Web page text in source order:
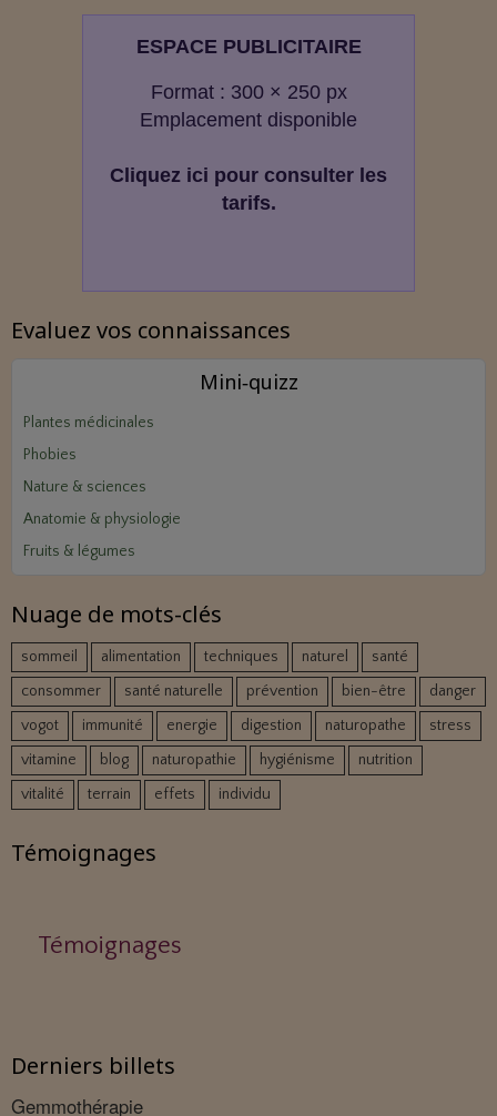
ESPACE PUBLICITAIRE
Format : 300 × 250 px
Emplacement disponible
Cliquez ici pour consulter les
tarifs.
Evaluez vos connaissances
Mini‑quizz
Plantes médicinales
Phobies
Nature & sciences
Anatomie & physiologie
Fruits & légumes
Nuage de mots-clés
sommeil alimentation techniques naturel
santé
consommer
santé naturelle prévention bien-être
danger
vogot
immunité energie digestion naturopathe
stress
vitamine
blog naturopathie hygiénisme
nutrition
vitalité
terrain effets individu
Témoignages
Témoignages
Derniers billets
Gemmothérapie